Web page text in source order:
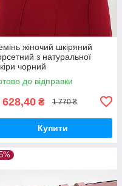
жіночий шкіряний
з натуральної
чорний
до відправки
628,40 ₴ 1 770 ₴
Купити